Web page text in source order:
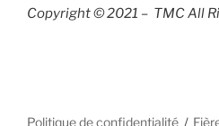
Copyright © 2021 – TMC All
Politique de confidentialité